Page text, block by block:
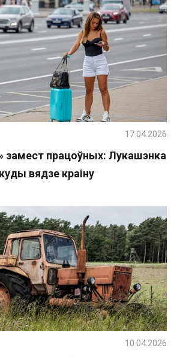
замест працоўных: Лукашэнка
вядзе краіну
17.04.2026
10.04.2026